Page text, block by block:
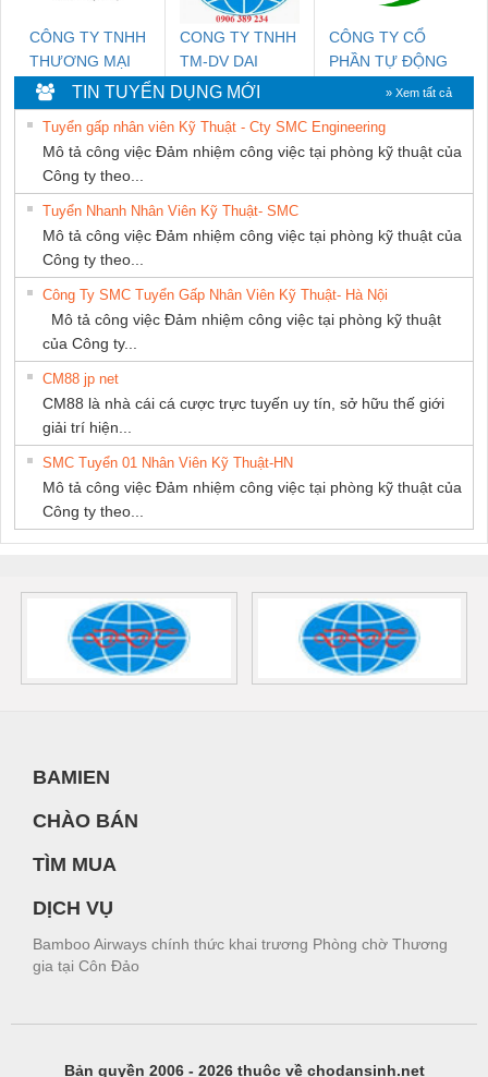
CÔNG TY TNHH
THƯƠNG MẠI
THIÊN ÂN VIỆT
NAM
CONG TY TNHH
TM-DV DAI
DONG THANH
CÔNG TY CỔ
PHẦN TỰ ĐỘNG
TIẾN HƯNG
TIN TUYỂN DỤNG MỚI » Xem tất cả
Tuyển gấp nhân viên Kỹ Thuật - Cty SMC Engineering
Mô tả công việc Đảm nhiệm công việc tại phòng kỹ thuật của
Công ty theo...
Tuyển Nhanh Nhân Viên Kỹ Thuật- SMC
Mô tả công việc Đảm nhiệm công việc tại phòng kỹ thuật của
Công ty theo...
Công Ty SMC Tuyển Gấp Nhân Viên Kỹ Thuật- Hà Nội
Mô tả công việc Đảm nhiệm công việc tại phòng kỹ thuật
của Công ty...
CM88 jp net
CM88 là nhà cái cá cược trực tuyến uy tín, sở hữu thế giới
giải trí hiện...
SMC Tuyển 01 Nhân Viên Kỹ Thuật-HN
Mô tả công việc Đảm nhiệm công việc tại phòng kỹ thuật của
Công ty theo...
BAMIEN
CHÀO BÁN
TÌM MUA
DỊCH VỤ
Bamboo Airways chính thức khai trương Phòng chờ Thương
gia tại Côn Đảo
Bản quyền 2006 - 2026 thuộc về chodansinh.net